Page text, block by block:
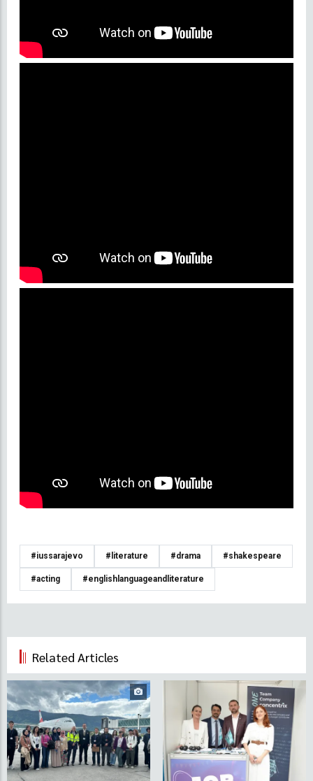
#iussarajevo #literature #drama #shakespeare
#acting #englishlanguageandliterature
Related Articles